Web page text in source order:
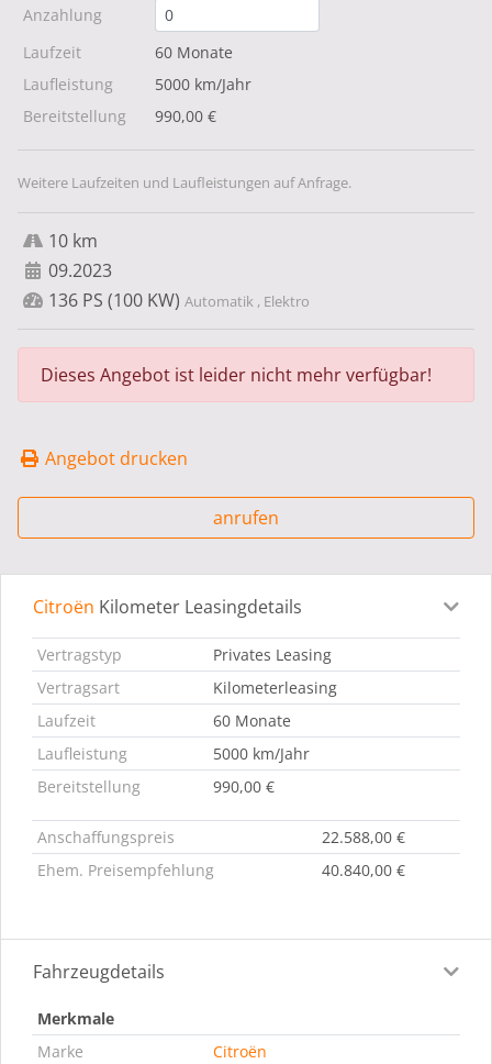
Anzahlung
Laufzeit
60 Monate
Laufleistung
5000 km/Jahr
Bereitstellung
990,00 €
Weitere Laufzeiten und Laufleistungen auf Anfrage.
10 km
09.2023
136 PS (100 KW) Automatik , Elektro
Dieses Angebot ist leider nicht mehr verfügbar!
Angebot drucken
anrufen
Leasingdetails Fahrzeugdetails
Citroën Kilometer Leasingdetails
Vertragstyp
Privates Leasing
Vertragsart
Kilometerleasing
Laufzeit
60 Monate
Laufleistung
5000 km/Jahr
Bereitstellung
990,00 €
Anschaffungspreis
22.588,00 €
Ehem. Preisempfehlung
40.840,00 €
Fahrzeugdetails
Merkmale
Marke
Citroën